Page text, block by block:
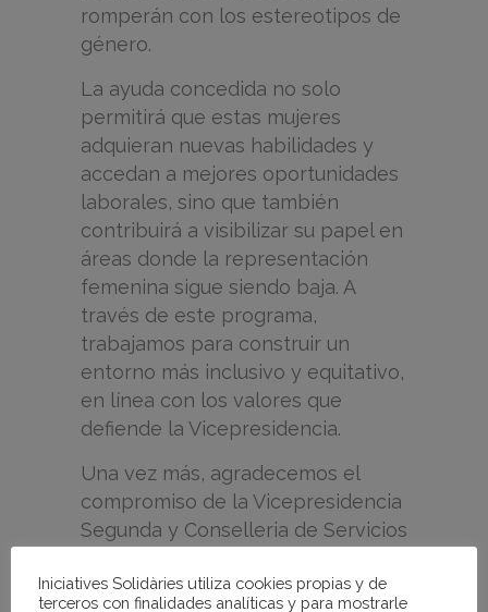
romperán con los estereotipos de
género.
La ayuda concedida no solo
permitirá que estas mujeres
adquieran nuevas habilidades y
accedan a mejores oportunidades
laborales, sino que también
contribuirá a visibilizar su papel en
áreas donde la representación
femenina sigue siendo baja. A
través de este programa,
trabajamos para construir un
entorno más inclusivo y equitativo,
en línea con los valores que
defiende la Vicepresidencia.
Una vez más, agradecemos el
compromiso de la Vicepresidencia
Segunda y Conselleria de Servicios
la igualdad y su apoyo continuo a
Iniciatives Solidàries utiliza cookies propias y de
terceros con finalidades analíticas y para mostrarle